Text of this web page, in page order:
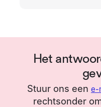
Het
Stuur ons een e-
rechtsonder